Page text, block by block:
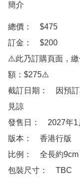
簡介
總價：　$475
訂金：　$200
⚠️此乃訂購頁面，
額：$275⚠️
截訂日期：　因預
見諒
發售日：　2027年1
版本：　香港行版
比例：　全長約9cm
包裝尺寸：　TBC